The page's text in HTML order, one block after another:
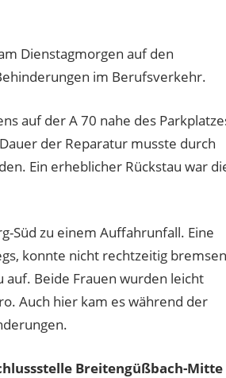
Dienstagmorgen auf den
im Berufsverkehr.
auf der A 70 nahe des
der Reparatur musste durch
Ein erheblicher Rückstau war
Süd zu einem Auffahrunfall. Eine
konnte nicht rechtzeitig bremsen
Beide Frauen wurden leicht
Auch hier kam es während der
Breitengüßbach-Mitte